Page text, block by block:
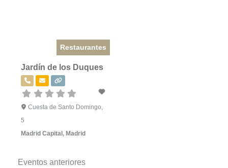
Restaurantes
Jardín de los Duques
Cuesta de Santo Domingo,
5
Madrid Capital, Madrid
Eventos anteriores